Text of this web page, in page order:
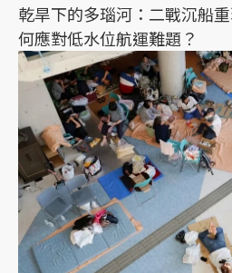
乾旱下的多瑙河：二戰沉船
何應對低水位航運難題？